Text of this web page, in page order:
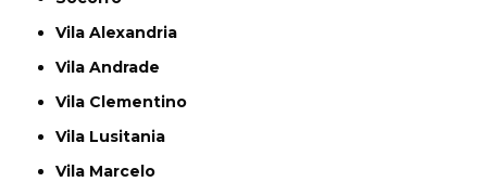
Vila Alexandria
Vila Andrade
Vila Clementino
Vila Lusitania
Vila Marcelo